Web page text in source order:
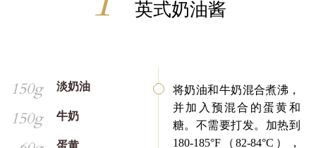
英式奶油酱
150g 淡奶油
150g 牛奶
蛋黄
将奶油和牛奶混合煮沸，
并加入预混合的蛋黄和
糖。不需要打发。加热到
180-185°F（82-84°C），